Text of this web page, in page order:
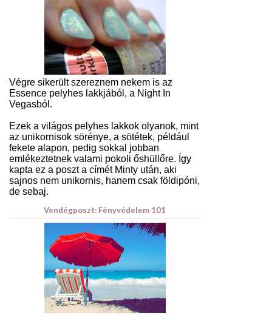
Végre sikerült szereznem nekem is az
Essence pelyhes lakkjából, a Night In
Vegasból.
Ezek a világos pelyhes lakkok olyanok, mint
az unikornisok sörénye, a sötétek, például
fekete alapon, pedig sokkal jobban
emlékeztetnek valami pokoli őshüllőre. Így
kapta ez a poszt a címét Minty után, aki
sajnos nem unikornis, hanem csak földipóni,
de sebaj.
Vendégposzt: Fényvédelem 101